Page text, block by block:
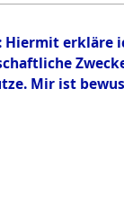
erkläre
Mir ist